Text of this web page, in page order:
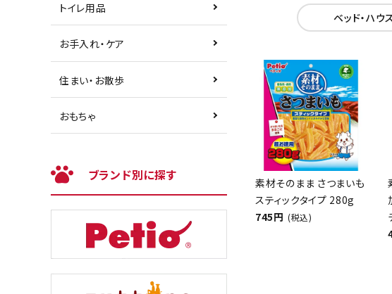
トイレ用品
お手入れ・ケア
住まい・お散歩
おもちゃ
ブランド別に探す
ベッド・ハウ
素材そのまま さつまいも
スティックタイプ 280g
745円 (税込)